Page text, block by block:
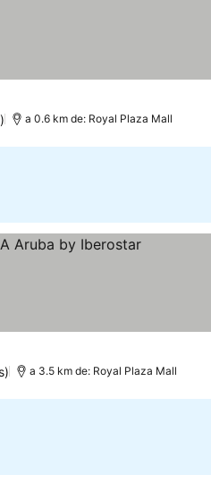
a 0.6 km de: Royal Plaza Mall
a 3.5 km de: Royal Plaza Mall